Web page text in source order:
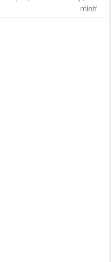
mình’